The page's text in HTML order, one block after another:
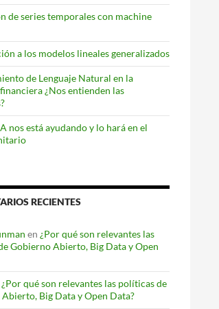
de series temporales con machine
a los modelos lineales generalizados
de Lenguaje Natural en la
¿Nos entienden las
nos está ayudando y lo hará en el
RECIENTES
en ¿Por qué son relevantes las
Gobierno Abierto, Big Data y Open
¿Por qué son relevantes las políticas de
Big Data y Open Data?